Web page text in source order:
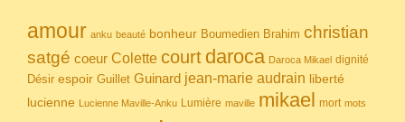
amour anku beauté bonheur Boumedien Brahim christian
satgé coeur Colette court daroca Daroca Mikael dignité
Désir espoir Guillet Guinard jean-marie audrain liberté
lucienne Lucienne Maville-Anku Lumière maville mikael mort mots